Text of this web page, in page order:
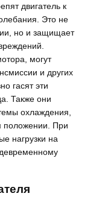
двигатель к
Это не
но и защищает
могут
и других
гасят эти
Также они
охлаждения,
положении. При
нагрузки на